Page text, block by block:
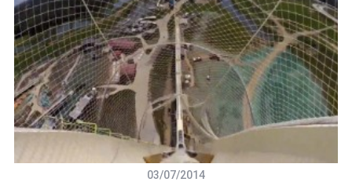
03/07/2014